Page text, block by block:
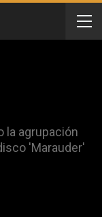
la agrupación
'Marauder'